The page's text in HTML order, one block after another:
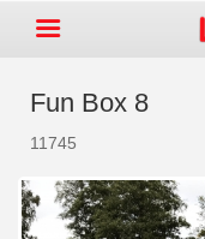
Playground equipment
Park & street furniture
Fun Box 8
11745